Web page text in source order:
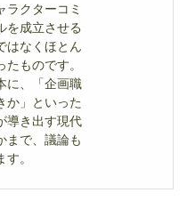
ラクターコミ
を成立させる
はなくほとん
ものです。
に、「企画職
か」といった
導き出す現代
まで、議論も
。